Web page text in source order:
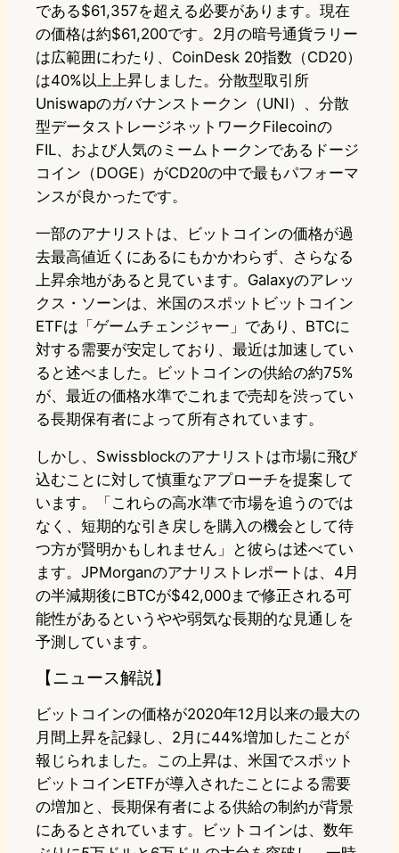
である$61,357を超える必要があります。現在
の価格は約$61,200です。2月の暗号通貨ラリー
は広範囲にわたり、CoinDesk 20指数（CD20）
は40%以上上昇しました。分散型取引所
Uniswapのガバナンストークン（UNI）、分散
型データストレージネットワークFilecoinの
FIL、および人気のミームトークンであるドージ
コイン（DOGE）がCD20の中で最もパフォーマ
ンスが良かったです。
一部のアナリストは、ビットコインの価格が過
去最高値近くにあるにもかかわらず、さらなる
上昇余地があると見ています。Galaxyのアレッ
クス・ソーンは、米国のスポットビットコイン
ETFは「ゲームチェンジャー」であり、BTCに
対する需要が安定しており、最近は加速してい
ると述べました。ビットコインの供給の約75%
が、最近の価格水準でこれまで売却を渋ってい
る長期保有者によって所有されています。
しかし、Swissblockのアナリストは市場に飛び
込むことに対して慎重なアプローチを提案して
います。「これらの高水準で市場を追うのでは
なく、短期的な引き戻しを購入の機会として待
つ方が賢明かもしれません」と彼らは述べてい
ます。JPMorganのアナリストレポートは、4月
の半減期後にBTCが$42,000まで修正される可
能性があるというやや弱気な長期的な見通しを
予測しています。
【ニュース解説】
ビットコインの価格が2020年12月以来の最大の
月間上昇を記録し、2月に44%増加したことが
報じられました。この上昇は、米国でスポット
ビットコインETFが導入されたことによる需要
の増加と、長期保有者による供給の制約が背景
にあるとされています。ビットコインは、数年